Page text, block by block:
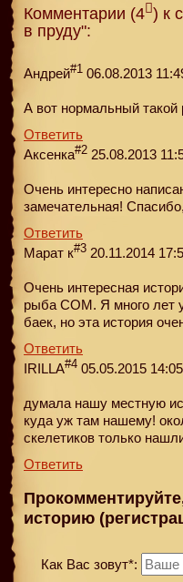
Комментарии (4 ) к
в пруду":
Андрей#1 06.08.2013
А вот нормальный такой
Ответить
Аксенка#2 25.08.2013
Очень интересно
замечательная!
Ответить
Марат к#3 20.11.2014
Очень интересная
рыба СОМ. Я много лет
баeк, но этa история
Ответить
IRILLA#4 05.05.2015 14:05
думала нашу местную
куда уж там нашему!
скелетиков только
Ответить
историю
Как Вас зовут*: